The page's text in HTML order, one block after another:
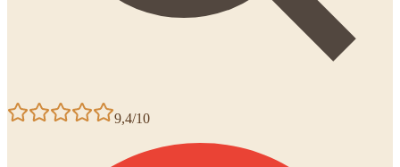
9,4/10